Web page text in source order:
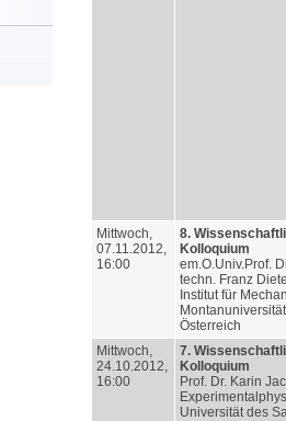
Mittwoch,
07.11.2012,
16:00
8.
Kolloquium
em.O.Univ.Prof.
techn. Franz
Institut für
Österreich
Mittwoch,
24.10.2012,
16:00
7.
Kolloquium
Prof. Dr. Karin
Universität des